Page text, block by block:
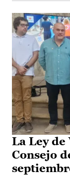
La Ley
Consejo